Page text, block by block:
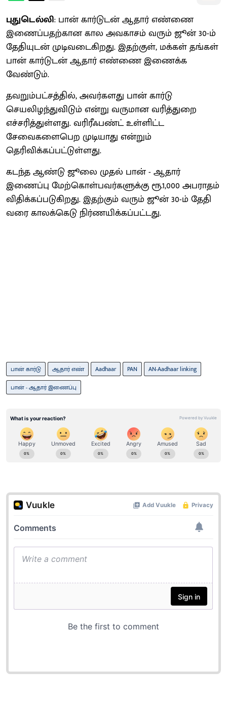
புதுடெல்லி: பான் கார்டுடன் ஆதார் எண்ணை
இணைப்பதற்கான கால அவகாசம் வரும் ஜூன் 30-ம்
தேதியுடன் முடிவடைகிறது. இதற்குள், மக்கள் தங்கள்
பான் கார்டுடன் ஆதார் எண்ணை இணைக்க
வேண்டும்.
தவறும்பட்சத்தில், அவர்களது பான் கார்டு
செயலிழந்துவிடும் என்று வருமான வரித்துறை
எச்சரித்துள்ளது. வரிரீஃபண்ட் உள்ளிட்ட
சேவைகளைபெற முடியாது என்றும்
தெரிவிக்கப்பட்டுள்ளது.
கடந்த ஆண்டு ஜூலை முதல் பான் - ஆதார்
இணைப்பு மேற்கொள்பவர்களுக்கு ரூ.1,000 அபராதம்
விதிக்கப்படுகிறது. இதற்கும் வரும் ஜூன் 30-ம் தேதி
வரை காலக்கெடு நிர்ணயிக்கப்பட்டது.
பான் கார்டு ஆதார் எண் Aadhaar PAN
AN-Aadhaar linking
பான் - ஆதார் இணைப்பு